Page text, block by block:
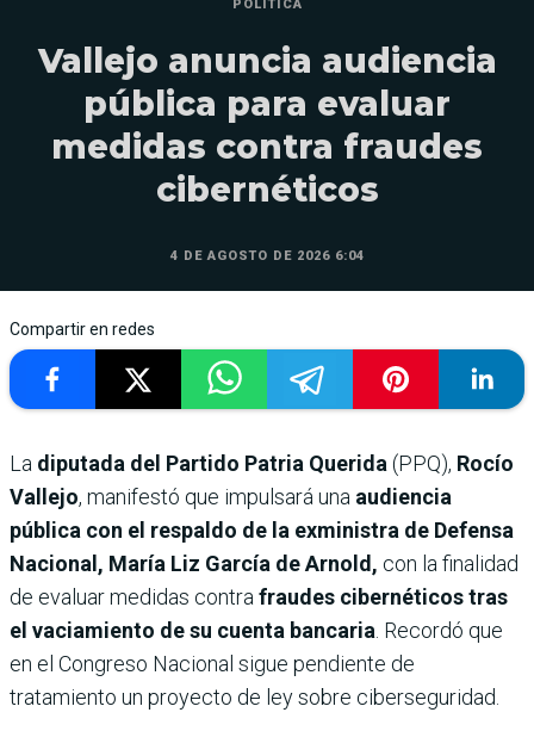
POLÍTICA
Vallejo anuncia audiencia
pública para evaluar
medidas contra fraudes
cibernéticos
4 DE AGOSTO DE 2026 6:04
Compartir en redes
La diputada del Partido Patria Querida(PPQ), Rocío
Vallejo, manifestó que impulsará una audiencia
pública con el respaldo de la exministra de Defensa
Nacional, María Liz García de Arnold, con la finalidad
de evaluar medidas contrafraudes cibernéticos tras
el vaciamiento de su cuenta bancaria. Recordó que
en el Congreso Nacional sigue pendiente de
tratamiento un proyecto de ley sobre ciberseguridad.